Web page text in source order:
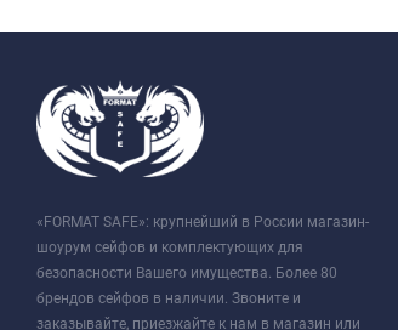
«FORMAT SAFE»: крупнейший в России магазин-
шоурум сейфов и комплектующих для
безопасности Вашего имущества. Более 80
брендов сейфов в наличии. Звоните и
заказывайте, приезжайте к нам в магазин или